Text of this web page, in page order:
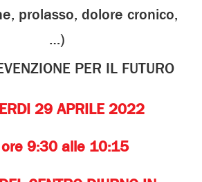
prolasso, dolore cronico,
…)
PER IL FUTURO
29 APRILE 2022
9:30 alle 10:15